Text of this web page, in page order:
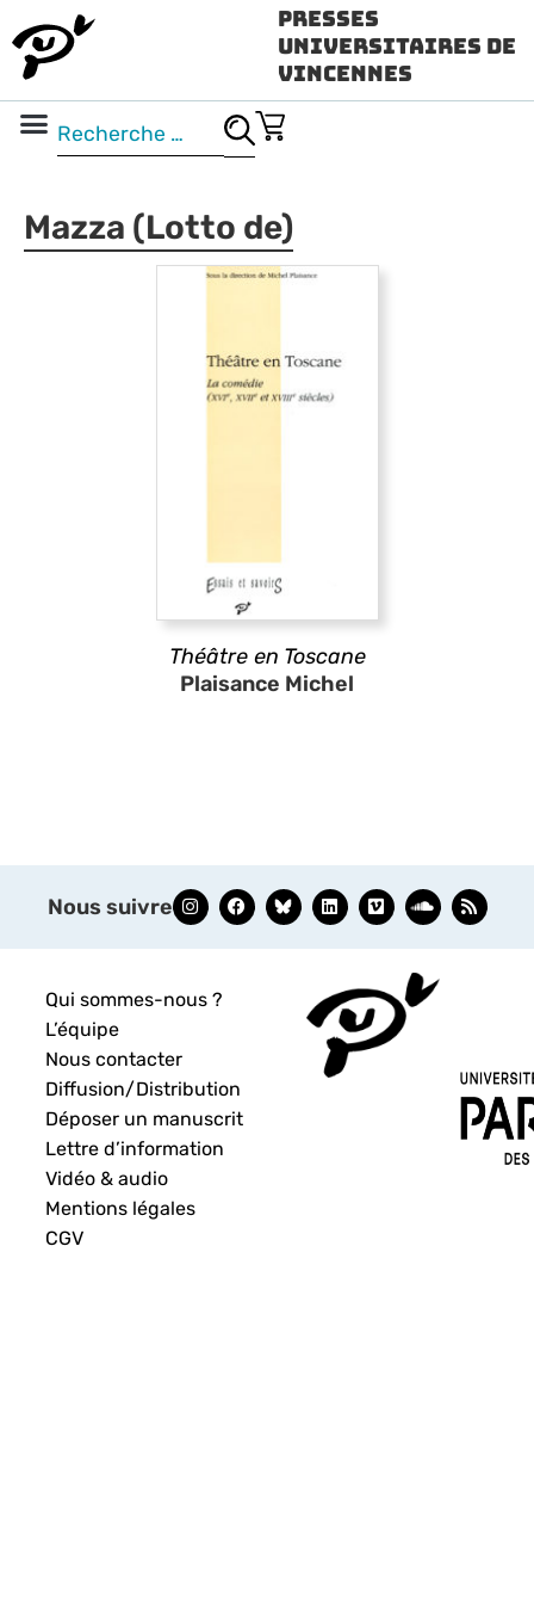
Presses
Universitaires de
Vincennes
Mazza (Lotto de)
Théâtre en Toscane
Plaisance Michel
Nous suivre
Qui sommes-nous ?
L’équipe
Nous contacter
Diffusion/Distribution
Déposer un manuscrit
Lettre d’information
Vidéo & audio
Mentions légales
CGV